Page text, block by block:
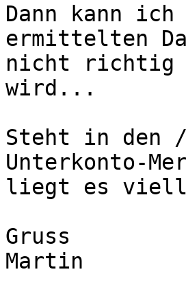
Dann kann
ermittelten
nicht richtig
wird...
Steht in den /
Unterkonto-
liegt es
Gruss
Martin